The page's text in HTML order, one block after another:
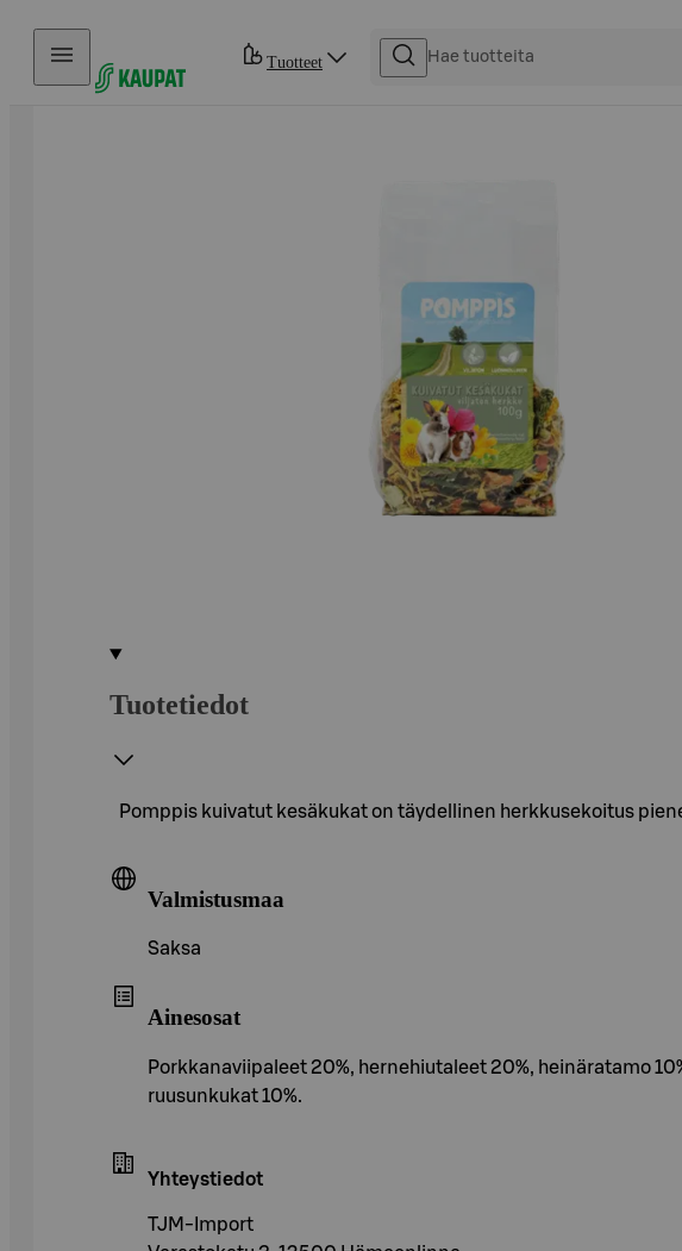
Hyppää sisältöön
Tuotteet
Tuotetiedot
Pomppis kuivatut kesäkukat on täydellinen herkkusekoitus
Valmistusmaa
Saksa
Ainesosat
Porkkanaviipaleet 20%, hernehiutaleet 20%, heinäratamo
ruusunkukat 10%.
Yhteystiedot
TJM-Import